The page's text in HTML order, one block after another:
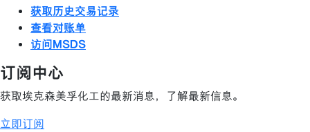
频
获取历史交易记录
查看对账单
访问MSDS
订阅中心
获取埃克森美孚化工的最新消息，了解最新信息。
立即订阅